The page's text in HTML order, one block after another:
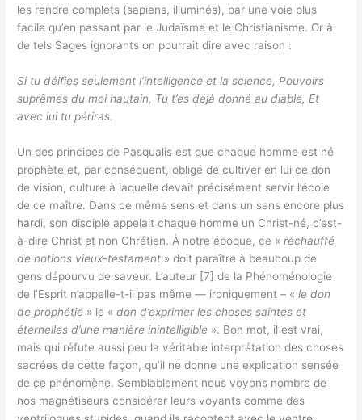
les rendre complets (sapiens, illuminés), par une voie plus
facile qu’en passant par le Judaïsme et le Christianisme. Or à
de tels Sages ignorants on pourrait dire avec raison :
Si tu déifies seulement l’intelligence et la science, Pouvoirs
suprêmes du moi hautain, Tu t’es déjà donné au diable, Et
avec lui tu périras.
Un des principes de Pasqualis est que chaque homme est né
prophète et, par conséquent, obligé de cultiver en lui ce don
de vision, culture à laquelle devait précisément servir l’école
de ce maître. Dans ce même sens et dans un sens encore plus
hardi, son disciple appelait chaque homme un Christ-né, c’est-
à-dire Christ et non Chrétien. À notre époque, ce «réchauffé
de notions vieux-testament » doit paraître à beaucoup de
gens dépourvu de saveur. L’auteur [7] de la Phénoménologie
de l’Esprit n’appelle-t-il pas même — ironiquement – «le don
de prophétie » le «don d’exprimer les choses saintes et
éternelles d’une manière inintelligible ». Bon mot, il est vrai,
mais qui réfute aussi peu la véritable interprétation des choses
sacrées de cette façon, qu’il ne donne une explication sensée
de ce phénomène. Semblablement nous voyons nombre de
nos magnétiseurs considérer leurs voyants comme des